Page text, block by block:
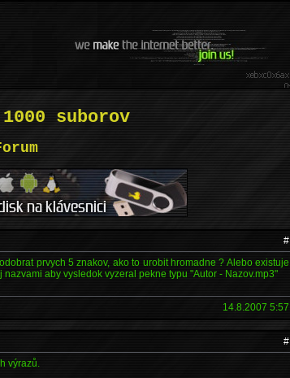
suborov
#
prvych 5 znakov, ako to urobit hromadne ? Alebo existuje
aby vysledok vyzeral pekne typu "Autor - Nazov.mp3"
14.8.2007 5:57
#
výrazů.